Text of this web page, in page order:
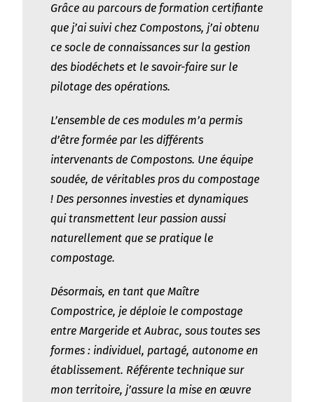
Grâce au parcours de formation certifiante
que j’ai suivi chez Compostons, j’ai obtenu
ce socle deconnaissances sur la gestion
des biodéchets et le savoir-faire sur le
pilotage des opérations.
L’ensemble de ces modules m’a permis
d’être formée par les différents
intervenants de Compostons. Une équipe
soudée, de véritables pros du compostage
! Des personnes investies et dynamiques
qui transmettent leur passion aussi
naturellement que se pratique le
compostage.
Désormais, en tant que Maître
Compostrice, je déploie le compostage
entre Margeride et Aubrac, soustoutes ses
formes : individuel, partagé, autonome en
établissement. Référente technique sur
mon territoire, j’assure la mise en œuvre